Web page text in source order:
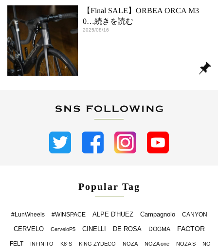
【Final SALE】ORBEA ORCA M3
0…続きを読む
2025/08/16
Popular Tag
#LunWheels #WINSPACE ALPE D'HUEZ Campagnolo CANYON
CERVELO CerveloP5 CINELLI DE ROSA DOGMA FACTOR
FELT INFINITO K8-S KING ZYDECO NOZA NOZA one NOZA S NO